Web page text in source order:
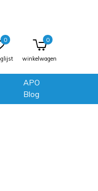
APO
Blog
0
winkelwagen
0